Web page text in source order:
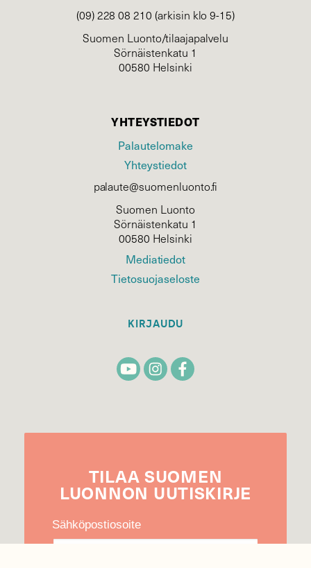
(09) 228 08 210 (arkisin klo 9-15)
Suomen Luonto/tilaajapalvelu
Sörnäistenkatu 1
00580 Helsinki
YHTEYSTIEDOT
Palautelomake
Yhteystiedot
palaute@suomenluonto.fi
Suomen Luonto
Sörnäistenkatu 1
00580 Helsinki
Mediatiedot
Tietosuojaseloste
KIRJAUDU
TILAA SUOMEN
LUONNON UUTIS­KIRJE
Sähköpostiosoite